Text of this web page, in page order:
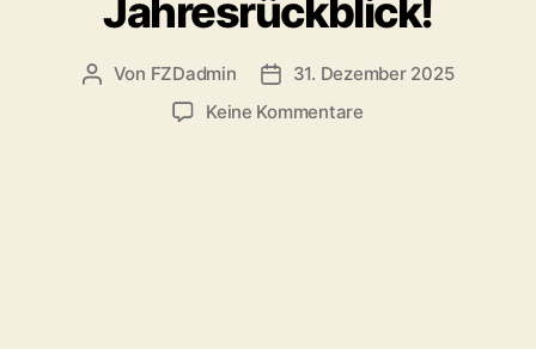
Jahresrückblick!
Beitragsautor
Von FZDadmin Veröffentlichungsdatum
31. Dezember 2025
Keine Kommentarezu